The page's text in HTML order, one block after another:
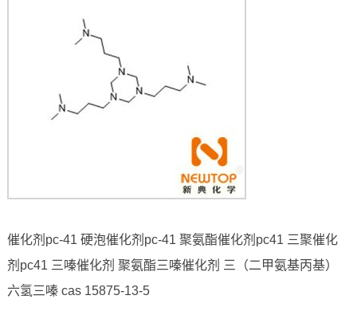
催化剂pc-41 硬泡催化剂pc-41 聚氨酯催化剂pc41 三聚催化
剂pc41 三嗪催化剂 聚氨酯三嗪催化剂 三（二甲氨基丙基）
六氢三嗪 cas 15875-13-5